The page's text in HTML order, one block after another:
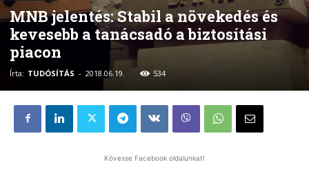
MNB jelentés: Stabil a növekedés és
kevesebb a tanácsadó a biztosítási
piacon
Írta: TUDÓSÍTÁS - 2018.06.19. 534
Kövesse Facebook oldalunkat!